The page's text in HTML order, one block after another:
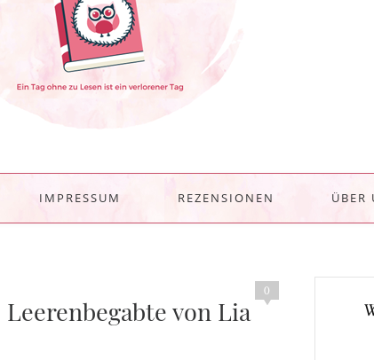
IMPRESSUM REZENSIONEN ÜBER
0
von Lia